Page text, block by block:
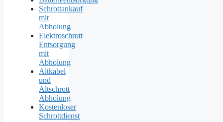
Schrottankauf
mit
Abholung
Elektroschrott
Entsorgung
mit
Abholung
Altkabel
und
Altschrott
Abholung
Kostenloser
Schrottdienst